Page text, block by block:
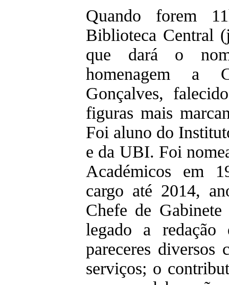
Quando forem
Biblioteca Central
que dará o
homenagem a
Gonçalves,
figuras mais
Foi aluno do
e da UBI. Foi
Académicos em
cargo até 2014,
Chefe de
legado a redação
pareceres diversos
serviços; o